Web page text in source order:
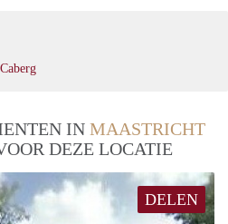
IN MAASTRICHT
DEZE LOCATIE
DELEN